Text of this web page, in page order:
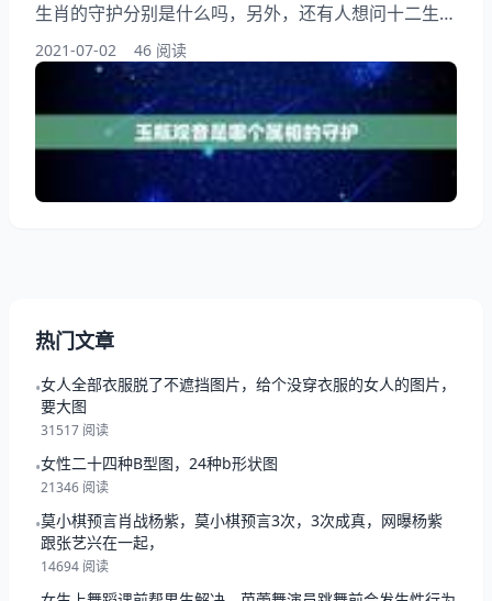
生肖的守护分别是什么吗，另外，还有人想问十二生肖
相对应的守是什么，你知道这是怎么回事？其实十二生
肖八大守有哪些，下面就一起来看看谁知道十二生肖的
守护分别是什么吗？马上要！希望能够帮助到大家！
玉瓶是哪个属相的守护 本命的两种说法，大家怎么
看。 ———————————————-所生之日与有
缘之结缘,是名为「指导灵」或「本命」。和本命年的
意思一样。
2021-07-02 46 阅读
热门文章
•女人全部衣服脱了不遮挡图片，给个没穿衣服的女人的图片，
要大图
31517 阅读
•女性二十四种B型图，24种b形状图
21346 阅读
•莫小棋预言肖战杨紫，莫小棋预言3次，3次成真，网曝杨紫
跟张艺兴在一起，
14694 阅读